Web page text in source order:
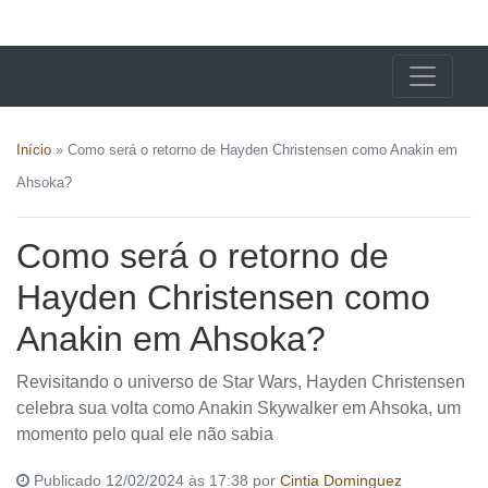
Início » Como será o retorno de Hayden Christensen como Anakin em
Ahsoka?
Como será o retorno de
Hayden Christensen como
Anakin em Ahsoka?
Revisitando o universo de Star Wars, Hayden Christensen
celebra sua volta como Anakin Skywalker em Ahsoka, um
momento pelo qual ele não sabia
Publicado 12/02/2024 às 17:38 por Cintia Dominguez